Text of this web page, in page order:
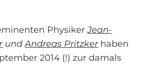
PhysikerJean-
undAndreas Pritzkerhaben
2014 (!) zur damals